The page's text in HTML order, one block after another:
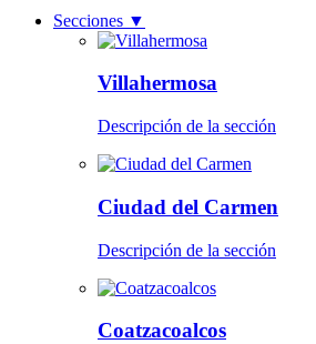
Secciones ▼
Villahermosa
Descripción de la sección
Ciudad del Carmen
Descripción de la sección
Coatzacoalcos